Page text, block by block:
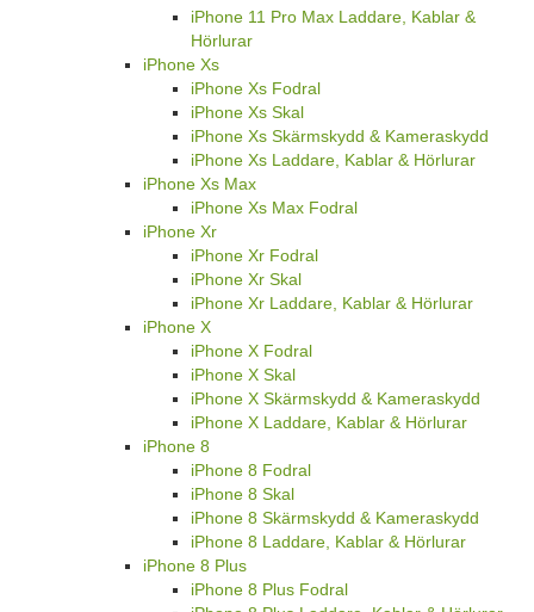
iPhone 11 Pro Max Laddare, Kablar &
Hörlurar
iPhone Xs
iPhone Xs Fodral
iPhone Xs Skal
iPhone Xs Skärmskydd & Kameraskydd
iPhone Xs Laddare, Kablar & Hörlurar
iPhone Xs Max
iPhone Xs Max Fodral
iPhone Xr
iPhone Xr Fodral
iPhone Xr Skal
iPhone Xr Laddare, Kablar & Hörlurar
iPhone X
iPhone X Fodral
iPhone X Skal
iPhone X Skärmskydd & Kameraskydd
iPhone X Laddare, Kablar & Hörlurar
iPhone 8
iPhone 8 Fodral
iPhone 8 Skal
iPhone 8 Skärmskydd & Kameraskydd
iPhone 8 Laddare, Kablar & Hörlurar
iPhone 8 Plus
iPhone 8 Plus Fodral